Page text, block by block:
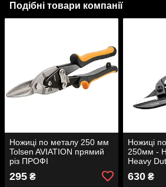
Подібні товари компанії
Ножиці по металу 250 мм
Tolsen AVIATION прямий
різ ПРОФІ
295 ₴
Ножиці
250мм -
Heavy
630₴